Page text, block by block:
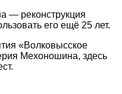
— реконструкция
его ещё 25 лет.
«Волковысское
Мехоношина, здесь